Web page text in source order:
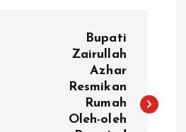
Bupati
Zairullah
Azhar
Resmikan
Rumah
Oleh-oleh